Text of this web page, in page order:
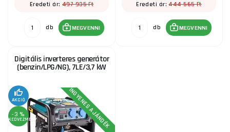
Eredeti ár: 497 935 Ft
db MEGVENNI
Eredeti ár:444 565 Ft
db MEGVENNI
Digitális inverteres generátor
(benzin/LPG/NG), 7LE/3,7 kW
AKCIÓ
-3 %
KEDVEZMÉNY INGYENES AJÁNDÉK